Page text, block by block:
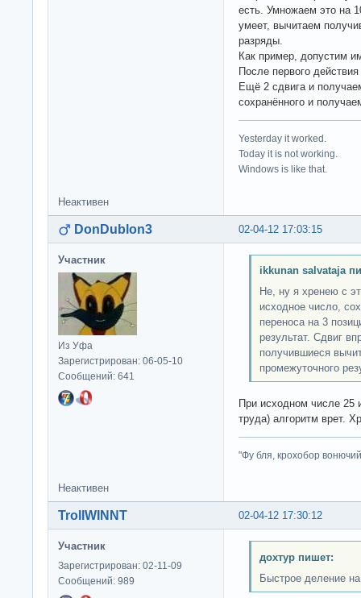
есть. Умножаем это на
умеет, вычитаем
разряды.
Как пример, допустим
После первого
Ещё 2 сдвига и
сохранённого и
Yesterday it worked.
Today it is not working.
Windows is like that.
Неактивен
02-04-12 17:03:15
DonDublon3
Участник
Из Уфа
Зарегистрирован: 06-05-10
Сообщений: 641
ikkunan salvataja
Не, ну я хренею с
исходное число,
переноса на 3
результат. Сдвиг
получившиеся
промежуточного
При исходном числе 25
труда) алгоритм врет.
"Фу бля, крохобор
Неактивен
02-04-12 17:30:12
TrollWINNT
Участник
Зарегистрирован: 02-11-09
Сообщений: 989
дохтур пишет:
Быстрое деление